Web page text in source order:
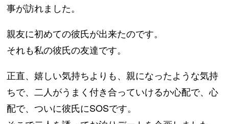
事が訪れました。
親友に初めての彼氏が出来たのです。
それも私の彼氏の友達です。
正直、嬉しい気持ちよりも、親になったような気持
ちで、二人がうまく付き合っていけるか心配で、心
配で、ついに彼氏にSOSです。